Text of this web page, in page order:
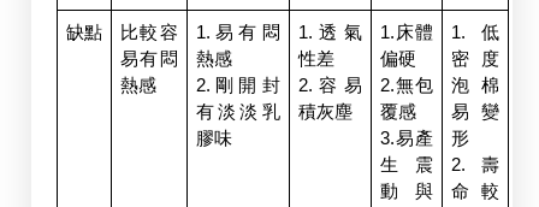
缺點
比較容
易有悶
熱感
1.易有悶
熱感
2.剛開封
有淡淡乳
膠味
1.透氣
性差
2.容易
積灰塵
1.床體
偏硬
2.無包
覆感
3.易產
生震
動與
1.低
密度
泡棉
易變
形
2.壽
命較